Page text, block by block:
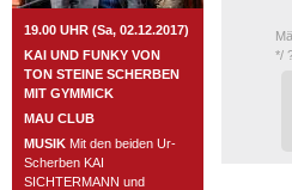
19.00 UHR (Sa, 02.12.2017)
KAI UND FUNKY VON
TON STEINE SCHERBEN
MIT GYMMICK
MAU CLUB
MUSIK Mit den beiden Ur-
Scherben KAI
SICHTERMANN und
*/